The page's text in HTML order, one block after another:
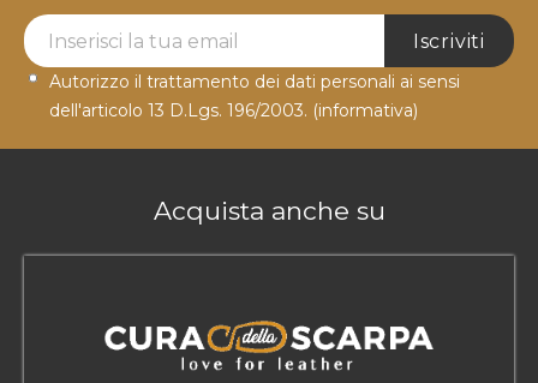
Newsletter Label
Iscriviti
Autorizzo il trattamento dei dati personali ai sensi
dell'articolo 13 D.Lgs. 196/2003. (informativa)
Acquista anche su